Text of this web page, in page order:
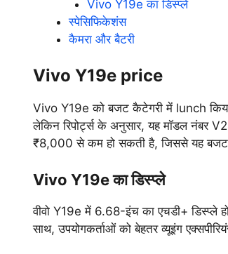
Vivo Y19e का डिस्प्ले
स्पेसिफिकेशंस
कैमरा और बैटरी
Vivo Y19e price
Vivo Y19e को बजट कैटेगरी में lunch किया
लेकिन रिपोर्ट्स के अनुसार, यह मॉडल नंबर
₹8,000 से कम हो सकती है, जिससे यह बजट
Vivo Y19e का डिस्प्ले
वीवो Y19e में 6.68-इंच का एचडी+ डिस्प्ले
साथ, उपयोगकर्ताओं को बेहतर व्यूइंग